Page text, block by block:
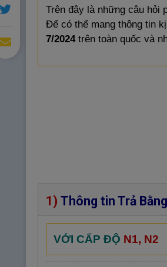
Trên đây là những câu hỏi
Để có thể mang thông tin
7/2024trên toàn quốc và
1) Thông tin Trả
VỚI CẤP ĐỘ N1, N2